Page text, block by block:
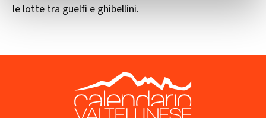
le lotte tra guelfi e ghibellini.